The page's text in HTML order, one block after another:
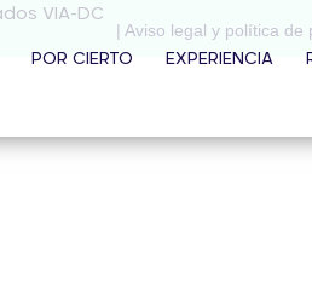
POR CIERTO EXPERIENCIA
VIA-DC
| Aviso legal y política de